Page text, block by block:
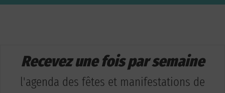
Recevez une fois par semaine
l'agenda des fêtes et manifestations de